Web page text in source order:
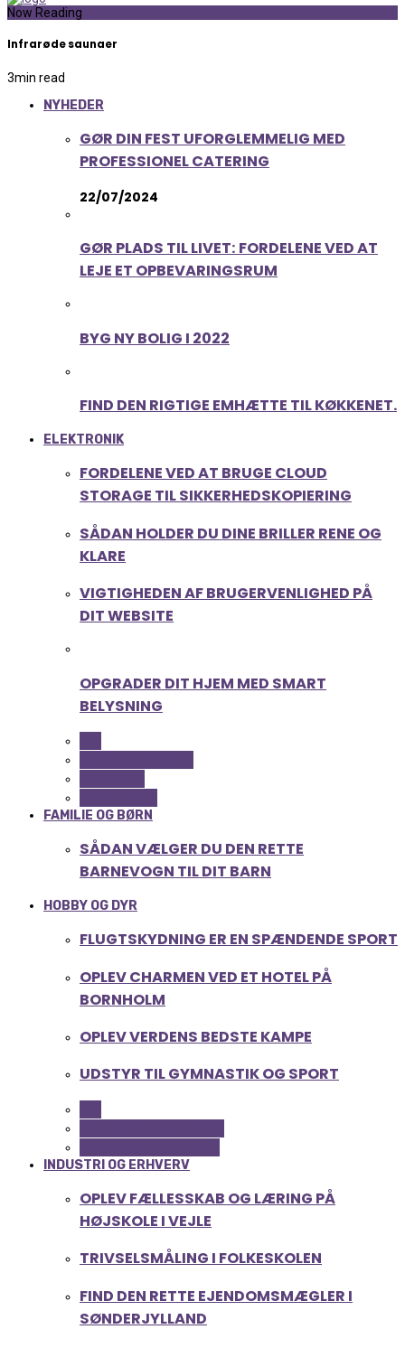
Now Reading
Infrarøde saunaer
3min read
NYHEDER
GØR DIN FEST UFORGLEMMELIG MED
PROFESSIONEL CATERING
22/07/2024
GØR PLADS TIL LIVET: FORDELENE VED AT
LEJE ET OPBEVARINGSRUM
BYG NY BOLIG I 2022
FIND DEN RIGTIGE EMHÆTTE TIL KØKKENET.
ELEKTRONIK
FORDELENE VED AT BRUGE CLOUD
STORAGE TIL SIKKERHEDSKOPIERING
SÅDAN HOLDER DU DINE BRILLER RENE OG
KLARE
VIGTIGHEDEN AF BRUGERVENLIGHED PÅ
DIT WEBSITE
OPGRADER DIT HJEM MED SMART
BELYSNING
FAMILIE OG BØRN
SÅDAN VÆLGER DU DEN RETTE
BARNEVOGN TIL DIT BARN
HOBBY OG DYR
FLUGTSKYDNING ER EN SPÆNDENDE SPORT
OPLEV CHARMEN VED ET HOTEL PÅ
BORNHOLM
OPLEV VERDENS BEDSTE KAMPE
UDSTYR TIL GYMNASTIK OG SPORT
INDUSTRI OG ERHVERV
OPLEV FÆLLESSKAB OG LÆRING PÅ
HØJSKOLE I VEJLE
TRIVSELSMÅLING I FOLKESKOLEN
FIND DEN RETTE EJENDOMSMÆGLER I
SØNDERJYLLAND